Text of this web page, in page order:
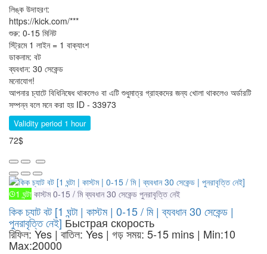
লিঙ্ক উদাহরণ:
https://kick.com/***
শুরু: 0-15 মিনিট
স্ট্রিমে 1 লাইন = 1 বাক্যাংশ
ডাকনাম: বট
ব্যবধান: 30 সেকেন্ড
মনোযোগ!
আপনার চ্যাটে বিধিনিষেধ থাকলেও বা এটি শুধুমাত্র গ্রাহকদের জন্য খোলা থাকলেও অর্ডারটি
সম্পন্ন বলে মনে করা হয় ID - 33973
Validity period 1 hour
72$
1 ঘন্টা কাস্টম 0-15 / মি ব্যবধান 30 সেকেন্ড পুনরাবৃত্তি নেই
কিক চ্যাট বট [1 ঘন্টা | কাস্টম | 0-15 / মি | ব্যবধান 30 সেকেন্ড |
পুনরাবৃত্তি নেই] Быстрая скорость
রিফিল: Yes | বাতিল: Yes | গড় সময়: 5-15 mins | Min:10
Max:20000